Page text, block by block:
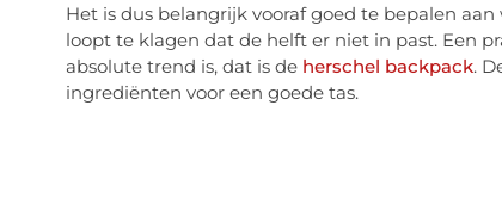
Het is dus belangrijk vooraf goed te bepalen
loopt te klagen dat de helft er niet in past. Een
absolute trend is, dat is de herschel backpack.
ingrediënten voor een goede tas.